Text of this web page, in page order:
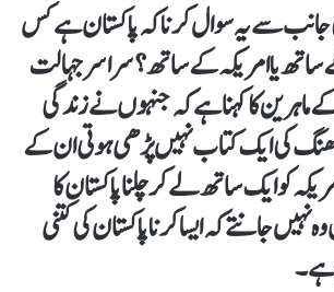
جانب سے یہ سوال کرنا کہ پاکستان ہے کس
یا امریکہ کے ساتھ؟ سراسر جہالت
ماہرین کا کہنا ہے کہ جنہوں نے زندگی
کی ایک کتاب نہیں پڑھی ہوتی ان کے
کو ایک ساتھ لے کر چلنا پاکستان کا
جانتے کہ ایسا کرنا پاکستان کی کتنی
ہے۔